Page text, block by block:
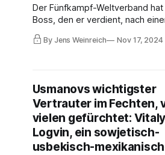
Der Fünfkampf-Weltverband hat
Boss, den er verdient, nach
lustigen Wahl, die perfekt zur
Location Riadh passt: Der US-
mit Unterstützung von
Generalsekretärin Shiny Fang
Klaus Schormann neuer
By Jens Weinreich Nov 17, 2024
Usmanovs wichtigster
Vertrauter im Fechten,
vielen gefürchtet: Vitaly
Logvin, ein sowjetisch-
usbekisch-